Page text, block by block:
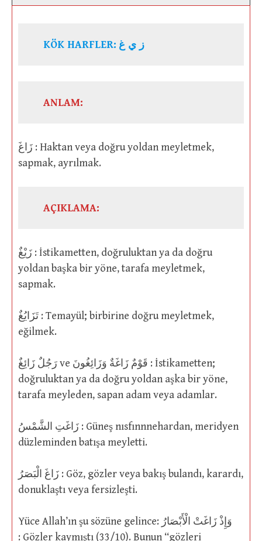
KÖK HARFLER: ز ي غ
ANLAM:
زَاغَ : Haktan veya doğru yoldan meyletmek,
sapmak, ayrılmak.
AÇIKLAMA:
زَيْغٌ : İstikametten, doğruluktan ya da doğru
yoldan başka bir yöne, tarafa meyletmek,
sapmak.
تَزَايُغٌ : Temayül; birbirine doğru meyletmek,
eğilmek.
رَجُلٌ زَائِغٌ ve قَوْمٌ زَاغَةٌ وَزَائِغُونَ : İstikametten;
doğruluktan ya da doğru yoldan aşka bir yöne,
tarafa meyleden, sapan adam veya adamlar.
زَاغَتِ الشَّمْسُ : Güneş nısfınnnehardan, meridyen
düzleminden batışa meyletti.
زَاغَ الْبَصَرُ : Göz, gözler veya bakış bulandı, karardı,
donuklaştı veya fersizleşti.
Yüce Allah’ın şu sözüne gelince: وَإِذْ زَاغَتْ الْأَبْصَارُ
: Gözler kaymıştı (33/10). Bunun “gözleri